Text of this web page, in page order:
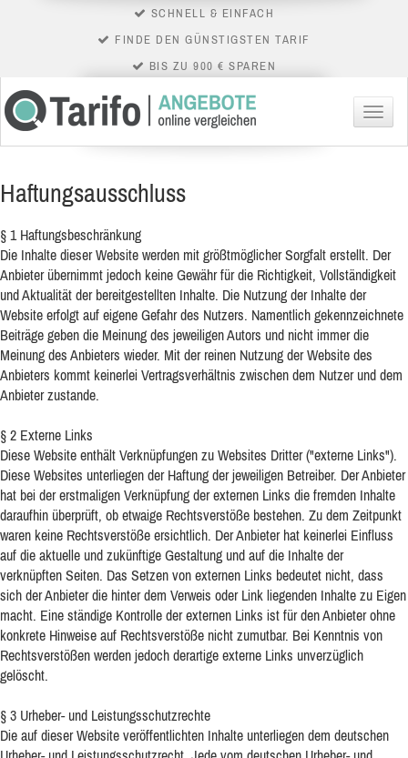
SCHNELL & EINFACH
FINDE DEN GÜNSTIGSTEN TARIF
BIS ZU 900 € SPAREN
Menü
Haftungsausschluss
§ 1 Haftungsbeschränkung
Die Inhalte dieser Website werden mit größtmöglicher Sorgfalt erstellt. Der
Anbieter übernimmt jedoch keine Gewähr für die Richtigkeit, Vollständigkeit
und Aktualität der bereitgestellten Inhalte. Die Nutzung der Inhalte der
Website erfolgt auf eigene Gefahr des Nutzers. Namentlich gekennzeichnete
Beiträge geben die Meinung des jeweiligen Autors und nicht immer die
Meinung des Anbieters wieder. Mit der reinen Nutzung der Website des
Anbieters kommt keinerlei Vertragsverhältnis zwischen dem Nutzer und dem
Anbieter zustande.
§ 2 Externe Links
Diese Website enthält Verknüpfungen zu Websites Dritter ("externe Links").
Diese Websites unterliegen der Haftung der jeweiligen Betreiber. Der Anbieter
hat bei der erstmaligen Verknüpfung der externen Links die fremden Inhalte
daraufhin überprüft, ob etwaige Rechtsverstöße bestehen. Zu dem Zeitpunkt
waren keine Rechtsverstöße ersichtlich. Der Anbieter hat keinerlei Einfluss
auf die aktuelle und zukünftige Gestaltung und auf die Inhalte der
verknüpften Seiten. Das Setzen von externen Links bedeutet nicht, dass
sich der Anbieter die hinter dem Verweis oder Link liegenden Inhalte zu Eigen
macht. Eine ständige Kontrolle der externen Links ist für den Anbieter ohne
konkrete Hinweise auf Rechtsverstöße nicht zumutbar. Bei Kenntnis von
Rechtsverstößen werden jedoch derartige externe Links unverzüglich
gelöscht.
§ 3 Urheber- und Leistungsschutzrechte
Die auf dieser Website veröffentlichten Inhalte unterliegen dem deutschen